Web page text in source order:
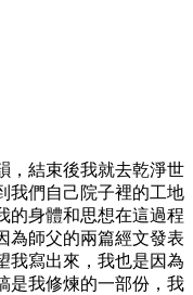
，結束後我就去乾淨世
我們自己院子裡的工地
的身體和思想在這過程
為師父的兩篇經文發表
我寫出來，我也是因為
是我修煉的一部份，我